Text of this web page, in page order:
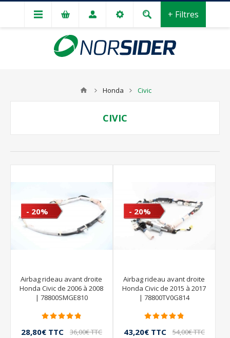
+ Filtres
Honda Civic
CIVIC
- 20%
Airbag rideau avant droite
Honda Civic de 2006 à 2008
| 78800SMGE810
28,80€ TTC 36,00€ TTC
- 20%
Airbag rideau avant droite
Honda Civic de 2015 à 2017
| 78800TV0G814
43,20€ TTC 54,00€ TTC